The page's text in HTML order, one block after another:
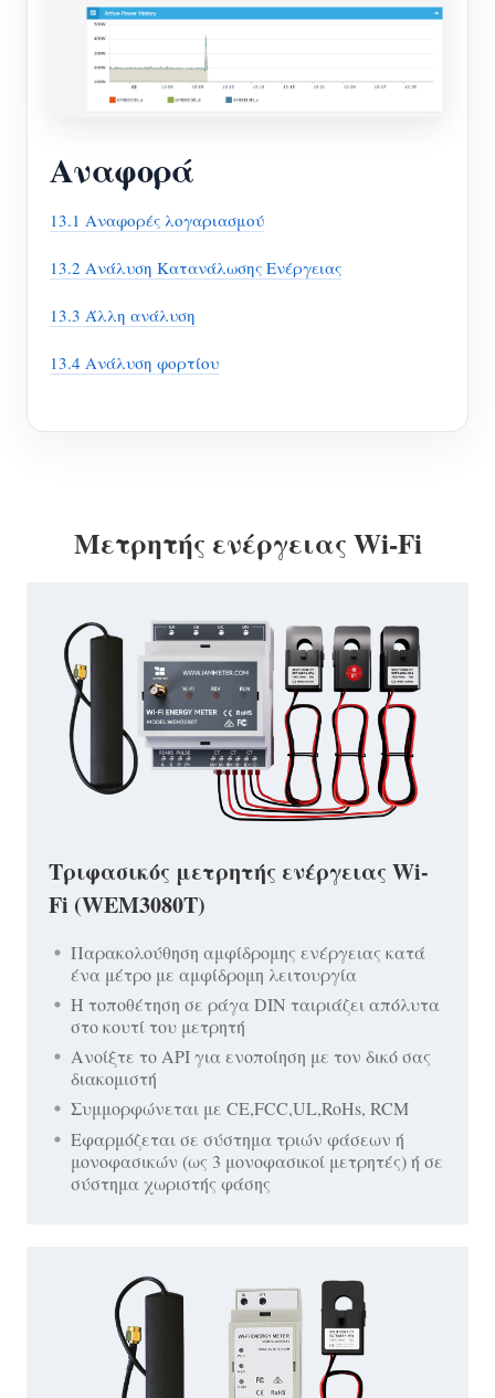
Αναφορά
13.1 Αναφορές λογαριασμού
13.2 Ανάλυση Κατανάλωσης Ενέργειας
13.3 Άλλη ανάλυση
13.4 Ανάλυση φορτίου
Μετρητής ενέργειας Wi-Fi
Τριφασικός μετρητής ενέργειας Wi-
Fi (WEM3080T)
Παρακολούθηση αμφίδρομης ενέργειας κατά
ένα μέτρο με αμφίδρομη λειτουργία
Η τοποθέτηση σε ράγα DIN ταιριάζει απόλυτα
στο κουτί του μετρητή
Ανοίξτε το API για ενοποίηση με τον δικό σας
διακομιστή
Συμμορφώνεται με CE,FCC,UL,RoHs, RCM
Εφαρμόζεται σε σύστημα τριών φάσεων ή
μονοφασικών (ως 3 μονοφασικοί μετρητές) ή σε
σύστημα χωριστής φάσης